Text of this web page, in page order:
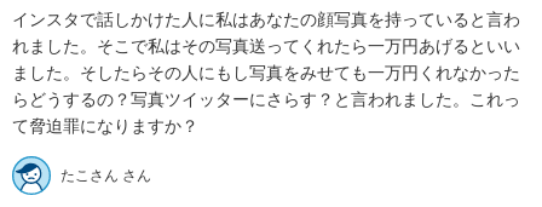
インスタで話しかけた人に私はあなたの顔写真を持っていると言わ
れました。そこで私はその写真送ってくれたら一万円あげるといい
ました。そしたらその人にもし写真をみせても一万円くれなかった
らどうするの？写真ツイッターにさらす？と言われました。これっ
て脅迫罪になりますか？
たこさん さん